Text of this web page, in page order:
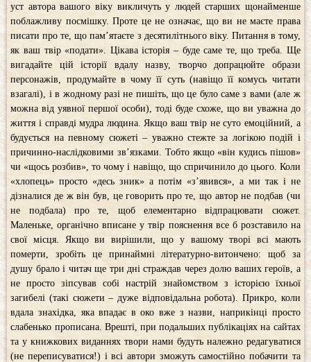
уст автора вашого віку викличуть у людей старших щонайменше
поблажливу посмішку. Проте це не означає, що ви не маєте права
писати про те, що пам’ятаєте з десятилітнього віку. Питання в тому,
як ваш твір «подати». Цікава історія – буде саме те, що треба. Ще
вигадайте цій історії вдалу назву, творчо допрацюйте образи
персонажів, продумайте в чому її суть (навіщо її комусь читати
взагалі), і в жодному разі не пишіть, що це було саме з вами (але ж
можна від уявної першої особи), тоді буде схоже, що ви уважна до
життя і справді мудра людина. Якщо ваш твір не суто емоційний, а
будується на певному сюжеті – уважно стежте за логікою подій і
причинно-наслідковими зв’язками. Тобто якщо «він кудись пішов»
чи «щось розбив», то чому і навіщо, що спричинило до цього. Коли
«хлопець» просто «десь зник» а потім «з’явився», а ми так і не
дізналися де ж він був, це говорить про те, що автор не подбав (чи
не подбала) про те, щоб елементарно відпрацювати сюжет.
Маленьке, органічно вписане у твір пояснення все б розставило на
свої місця. Якщо ви вирішили, що у вашому творі всі мають
померти, зробіть це принаймні літературно-витончено: щоб за
душу брало і читач ще три дні страждав через долю ваших героїв, а
не просто зіпсував собі настрій знайомством з історією їхньої
загибелі (такі сюжети – дуже відповідальна робота). Прикро, коли
вдала знахідка, яка впадає в око вже з назви, наприкінці просто
слабенько прописана. Врешті, при подальших публікаціях на сайтах
та у книжкових виданнях твори нами будуть належно редагуватися
(не переписуватися!) і всі автори зможуть самостійно побачити та